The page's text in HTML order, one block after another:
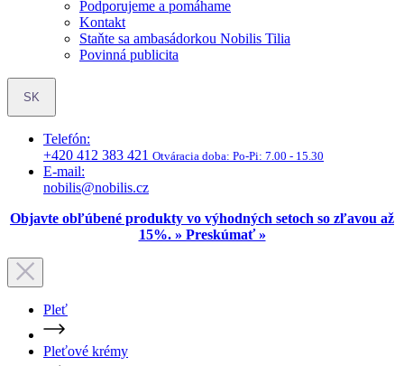
Podporujeme a pomáhame
Kontakt
Staňte sa ambasádorkou Nobilis Tilia
Povinná publicita
SK
Telefón:
+420 412 383 421 Otváracia doba: Po-Pi: 7.00 - 15.30
E-mail:
nobilis@nobilis.cz
Objavte obľúbené produkty vo výhodných setoch so zľavou až
15%. » Preskúmať »
Pleť
Pleťové krémy